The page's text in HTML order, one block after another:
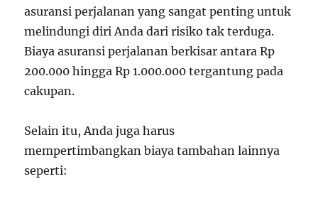
asuransi perjalanan yang sangat penting untuk
melindungi diri Anda dari risiko tak terduga.
Biaya asuransi perjalanan berkisar antara Rp
200.000 hingga Rp 1.000.000 tergantung pada
cakupan.
Selain itu, Anda juga harus
mempertimbangkan biaya tambahan lainnya
seperti: